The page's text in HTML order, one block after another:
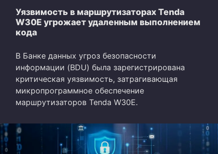
Уязвимость в маршрутизаторах Tenda
W30E угрожает удаленным выполнением
кода
В Банке данных угроз безопасности
информации (BDU) была зарегистрирована
критическая уязвимость, затрагивающая
микропрограммное обеспечение
маршрутизаторов Tenda W30E.